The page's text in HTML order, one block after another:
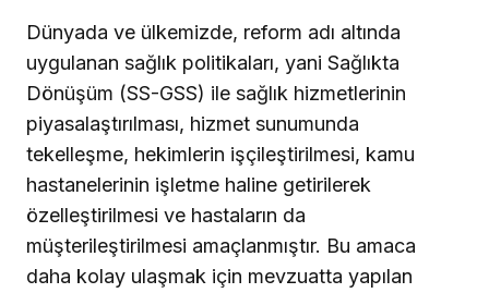
Dünyada ve ülkemizde, reform adı altında
uygulanan sağlık politikaları, yani Sağlıkta
Dönüşüm (SS-GSS) ile sağlık hizmetlerinin
piyasalaştırılması, hizmet sunumunda
tekelleşme, hekimlerin işçileştirilmesi, kamu
hastanelerinin işletme haline getirilerek
özelleştirilmesi ve hastaların da
müşterileştirilmesi amaçlanmıştır. Bu amaca
daha kolay ulaşmak için mevzuatta yapılan